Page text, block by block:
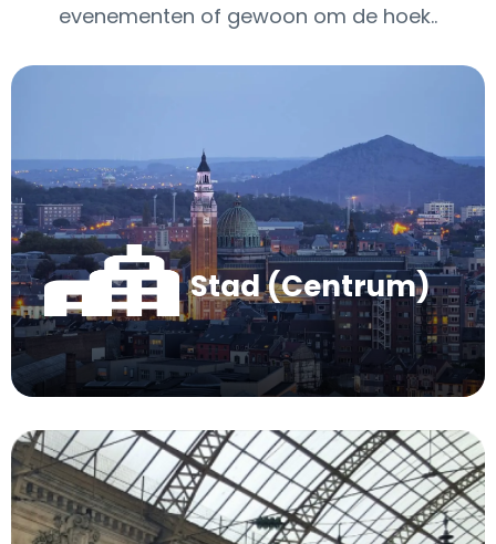
evenementen of gewoon om de hoek..
Stad (Centrum)